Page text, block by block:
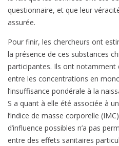
questionnaire, et que leur
assurée.
Pour finir, les chercheurs ont
la présence de ces substances
participantes. Ils ont
entre les concentrations en
l’insuffisance pondérale à la
S a quant à elle été associée à
l’indice de masse corporelle
d’influence possibles n’a pas
entre des effets sanitaires